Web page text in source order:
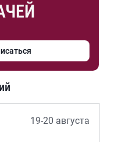
19-20 августа